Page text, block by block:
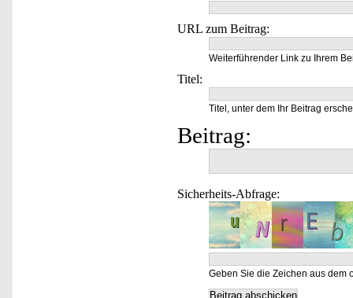
URL zum Beitrag:
Weiterführender Link zu Ihrem
Titel:
Titel, unter dem Ihr Beitrag
Beitrag:
Sicherheits-Abfrage:
Geben Sie die Zeichen aus dem